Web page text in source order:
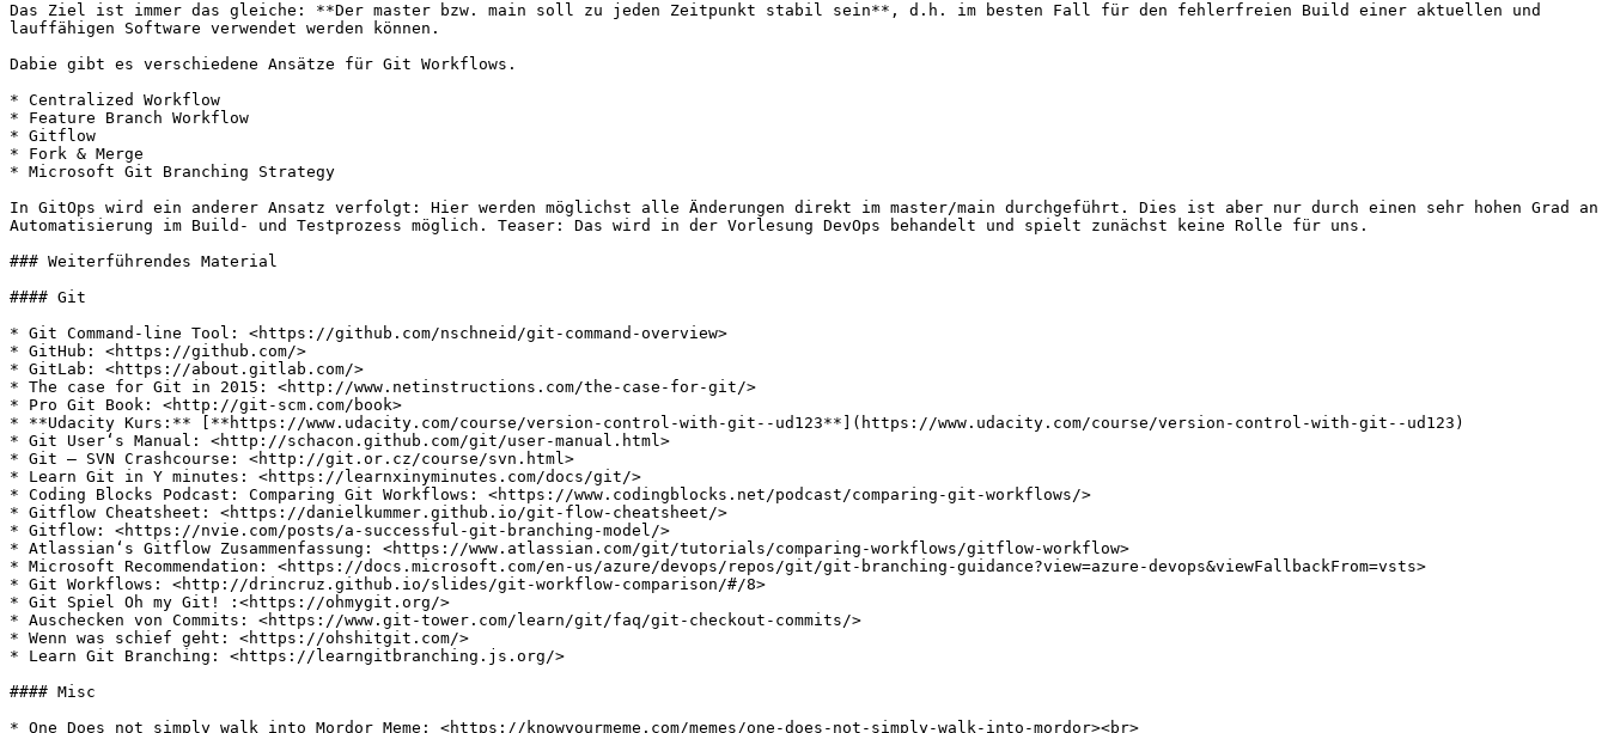
Das Ziel ist immer das gleiche: **Der master bzw. main soll zu jeden Zeitpunkt stabil sein**, d.h. im besten Fall für den fehlerfreien Build einer aktuellen und
lauffähigen Software verwendet werden können.
Dabie gibt es verschiedene Ansätze für Git Workflows.
* Centralized Workflow
* Feature Branch Workflow
* Gitflow
* Fork & Merge
* Microsoft Git Branching Strategy
In GitOps wird ein anderer Ansatz verfolgt: Hier werden möglichst alle Änderungen direkt im master/main durchgeführt. Dies ist aber nur durch einen sehr hohen Grad an
Automatisierung im Build- und Testprozess möglich. Teaser: Das wird in der Vorlesung DevOps behandelt und spielt zunächst keine Rolle für uns.
### Weiterführendes Material
#### Git
* Git Command-line Tool: <https://github.com/nschneid/git-command-overview>
* GitHub: <https://github.com/>
* GitLab: <https://about.gitlab.com/>
* The case for Git in 2015: <http://www.netinstructions.com/the-case-for-git/>
* Pro Git Book: <http://git-scm.com/book>
* **Udacity Kurs:** [**https://www.udacity.com/course/version-control-with-git--ud123**](https://www.udacity.com/course/version-control-with-git--ud123)
* Git User‘s Manual: <http://schacon.github.com/git/user-manual.html>
* Git – SVN Crashcourse: <http://git.or.cz/course/svn.html>
* Learn Git in Y minutes: <https://learnxinyminutes.com/docs/git/>
* Coding Blocks Podcast: Comparing Git Workflows: <https://www.codingblocks.net/podcast/comparing-git-workflows/>
* Gitflow Cheatsheet: <https://danielkummer.github.io/git-flow-cheatsheet/>
* Gitflow: <https://nvie.com/posts/a-successful-git-branching-model/>
* Atlassian‘s Gitflow Zusammenfassung: <https://www.atlassian.com/git/tutorials/comparing-workflows/gitflow-workflow>
* Microsoft Recommendation: <https://docs.microsoft.com/en-us/azure/devops/repos/git/git-branching-guidance?view=azure-devops&viewFallbackFrom=vsts>
* Git Workflows: <http://drincruz.github.io/slides/git-workflow-comparison/#/8>
* Git Spiel Oh my Git! :<https://ohmygit.org/>
* Auschecken von Commits: <https://www.git-tower.com/learn/git/faq/git-checkout-commits/>
* Wenn was schief geht: <https://ohshitgit.com/>
* Learn Git Branching: <https://learngitbranching.js.org/>
#### Misc